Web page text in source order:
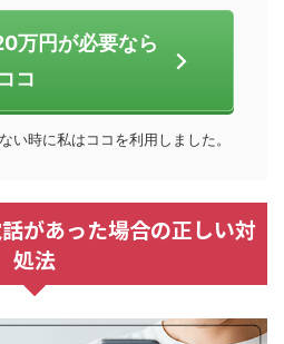
万円が必要なら
コ
い時に私はココを利用しました。
があった場合の正しい対
処法